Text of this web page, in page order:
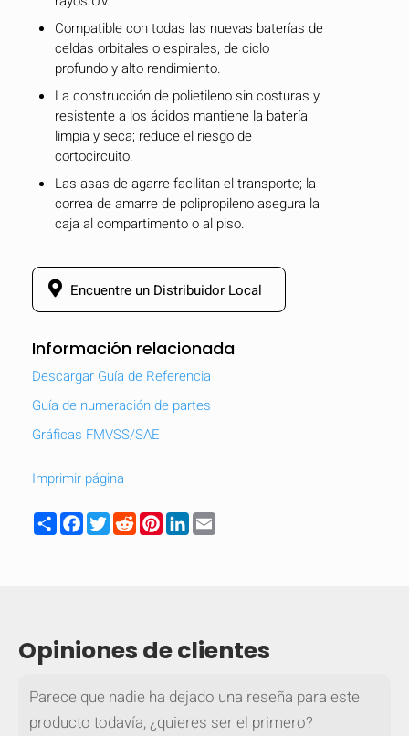
Comparar
[MISSING:
mobile_display_warn Please
turn your phone to ]
Compatible con todas las nuevas baterías de
celdas orbitales o espirales, de ciclo
profundo y alto rendimiento.
La construcción de polietileno sin costuras y
resistente a los ácidos mantiene la batería
limpia y seca; reduce el riesgo de
cortocircuito.
Las asas de agarre facilitan el transporte; la
correa de amarre de polipropileno asegura la
caja al compartimento o al piso.
Encuentre un Distribuidor Local
Información relacionada
Descargar Guía de Referencia
Guía de numeración de partes
Gráficas FMVSS/SAE
Imprimir página
ShareFacebook
TwitterRedditPinterest
LinkedIn
Opiniones de clientes
Parece que nadie ha dejado una reseña para este
producto todavía, ¿quieres ser el primero?